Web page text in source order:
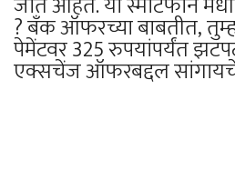
? बँक ऑफरच्या बाबतीत,
पेमेंटवर 325 रुपयांपर्यंत
एक्सचेंज ऑफरबद्दल